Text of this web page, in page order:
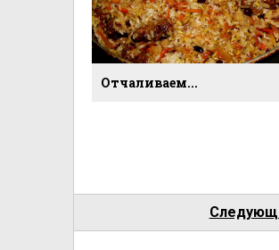
Отчаливаем...